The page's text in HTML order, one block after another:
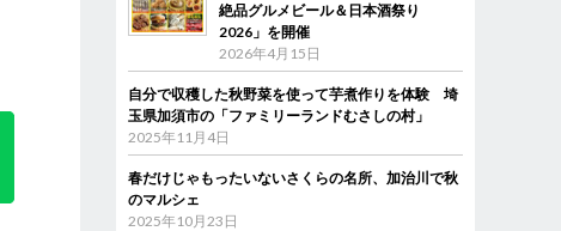
絶品グルメビール＆日本酒祭り
2026」を開催
2026年4月15日
自分で収穫した秋野菜を使って芋煮作りを体験 埼
玉県加須市の「ファミリーランドむさしの村」
2025年11月4日
春だけじゃもったいないさくらの名所、加治川で秋
のマルシェ
2025年10月23日